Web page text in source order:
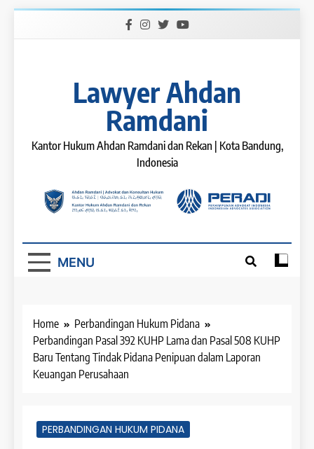
Lawyer Ahdan
Ramdani
Kantor Hukum Ahdan Ramdani dan Rekan | Kota Bandung,
Indonesia
MENU
Home
Perbandingan Hukum Pidana
Perbandingan Pasal 392 KUHP Lama dan Pasal 508 KUHP
Baru Tentang Tindak Pidana Penipuan dalam Laporan
Keuangan Perusahaan
PERBANDINGAN HUKUM PIDANA